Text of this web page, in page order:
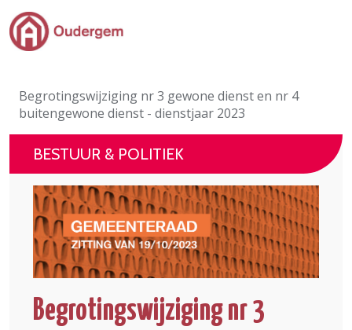
Ga naar de hoofdinhoud
Evenementen & Verenigingen
eLoket
Leven in Oudergem
In 1 klik
Begrotingswijziging nr 3 gewone dienst en nr 4
buitengewone dienst - dienstjaar 2023
BESTUUR & POLITIEK
Begrotingswijziging nr 3